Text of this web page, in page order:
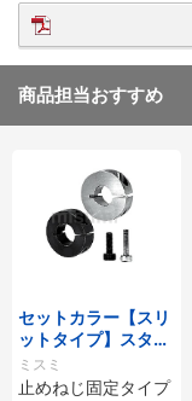
商品担当おすすめ
セットカラー【スリ
ットタイプ】スタン
ダード
ミスミ
止めねじ固定タイプ